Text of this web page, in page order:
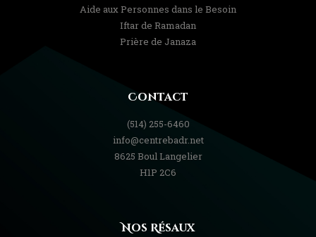
Aide aux Personnes dans le Besoin
Iftar de Ramadan
Prière de Janaza
Contact
(514) 255-6460
info@centrebadr.net
8625 Boul Langelier
H1P 2C6
Nos Résaux